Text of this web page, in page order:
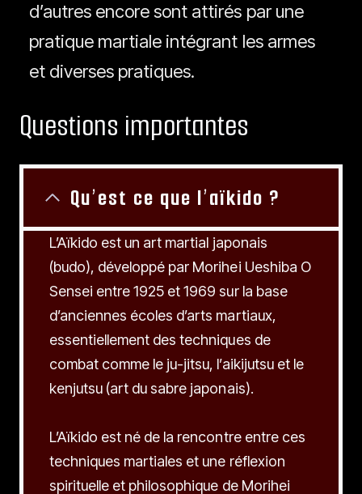
d’autres encore sont attirés par une
pratique martiale intégrant les armes
et diverses pratiques.
Questions importantes
Qu’est ce que l’aïkido ?
L’Aïkido est un art martial japonais
(budo), développé par Morihei Ueshiba O
Sensei entre 1925 et 1969 sur la base
d’anciennes écoles d’arts martiaux,
essentiellement des techniques de
combat comme le ju-jitsu, l’aikijutsu et le
kenjutsu (art du sabre japonais).
L’Aïkido est né de la rencontre entre ces
techniques martiales et une réflexion
spirituelle et philosophique de Morihei